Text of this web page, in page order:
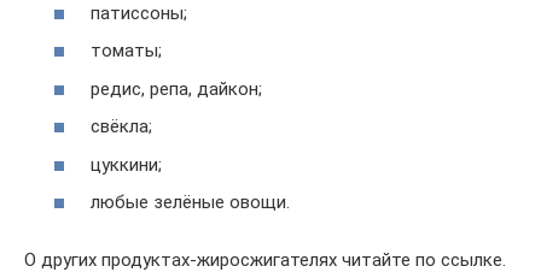
патиссоны;
томаты;
редис, репа, дайкон;
свёкла;
цуккини;
любые зелёные овощи.
О других продуктах-жиросжигателях читайте по ссылке.